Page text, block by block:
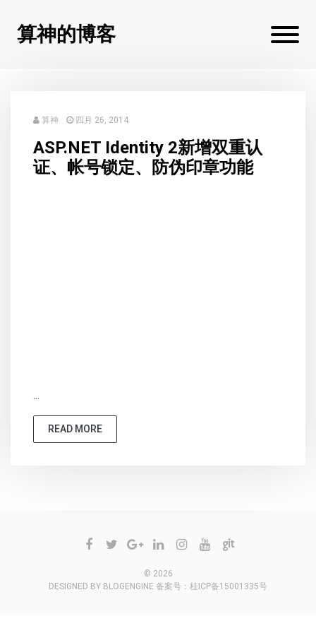
算神的博客
算神 四月 26, 2014
ASP.NET Identity 2新增双重认
证、帐号锁定、防伪印章功能
...
READ MORE
© 2026
DESIGNED BY BLOGENGINE 备案号： 桂ICP备15001335号